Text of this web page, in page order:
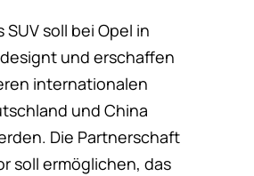
SUV soll bei Opel in
und erschaffen
internationalen
und China
Die Partnerschaft
soll ermöglichen, das